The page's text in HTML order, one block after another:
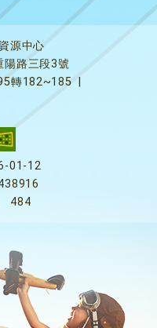
源中心
陽路三段3號
轉182~185
01-12
484